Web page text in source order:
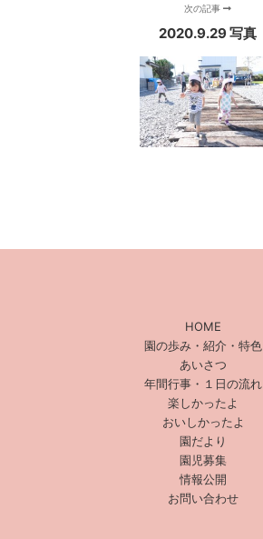
次の記事
2020.9.29 写真
HOME
園の歩み・紹介・特色
あいさつ
年間行事・１日の流れ
楽しかったよ
おいしかったよ
園だより
園児募集
情報公開
お問い合わせ